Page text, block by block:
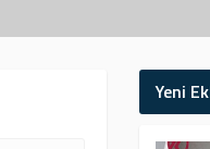
Yeni